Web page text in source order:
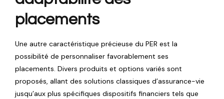
placements
Une autre caractéristique précieuse du PER est la
possibilité de personnaliser favorablement ses
placements. Divers produits et options variés sont
proposés, allant des solutions classiques d’assurance-vie
jusqu’aux plus spécifiques dispositifs financiers tels que